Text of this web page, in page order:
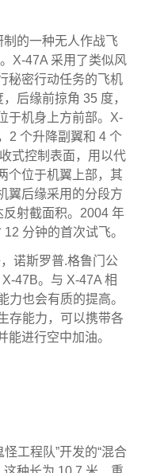
的一种无人作战飞
X-47A 采用了类似风
秘密行动任务的飞机
后缘前掠角 35 度，
于机身上方前部。X-
2 个升降副翼和 4 个
式控制表面，用以代
个位于机翼上部，其
翼后缘采用的分段方
反射截面积。2004 年
分钟的首次试飞。
诺斯罗普.格鲁门公
47B。与 X-47A 相
力也会有质的提高。
存能力，可以携带各
进行空中加油。
工程队”开发的“混合